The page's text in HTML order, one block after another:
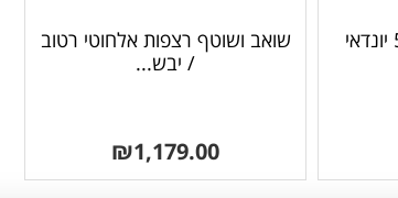
שואב אבק נטען 500W יונדאי
שואב ושוטף רצפות אלחוטי רטוב
/ יבש...
₪1,179.00